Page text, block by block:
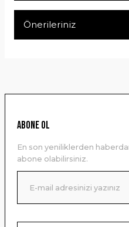
Önerileriniz
Ürün resmi kalitesiz, bozuk
Ürün bilgilerinde hatalar
Ürün fiyatı diğer sitelerden
Bu ürüne benzer farklı
ABONE OL
En son yeniliklerden
abone olabilirsiniz.